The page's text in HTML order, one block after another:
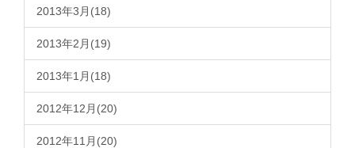
2013年3月(18)
2013年2月(19)
2013年1月(18)
2012年12月(20)
2012年11月(20)